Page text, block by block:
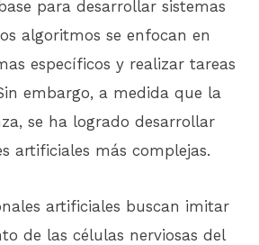
para desarrollar sistemas
algoritmos se enfocan en
específicos y realizar tareas
embargo, a medida que la
se ha logrado desarrollar
artificiales más complejas.
artificiales buscan imitar
de las células nerviosas del